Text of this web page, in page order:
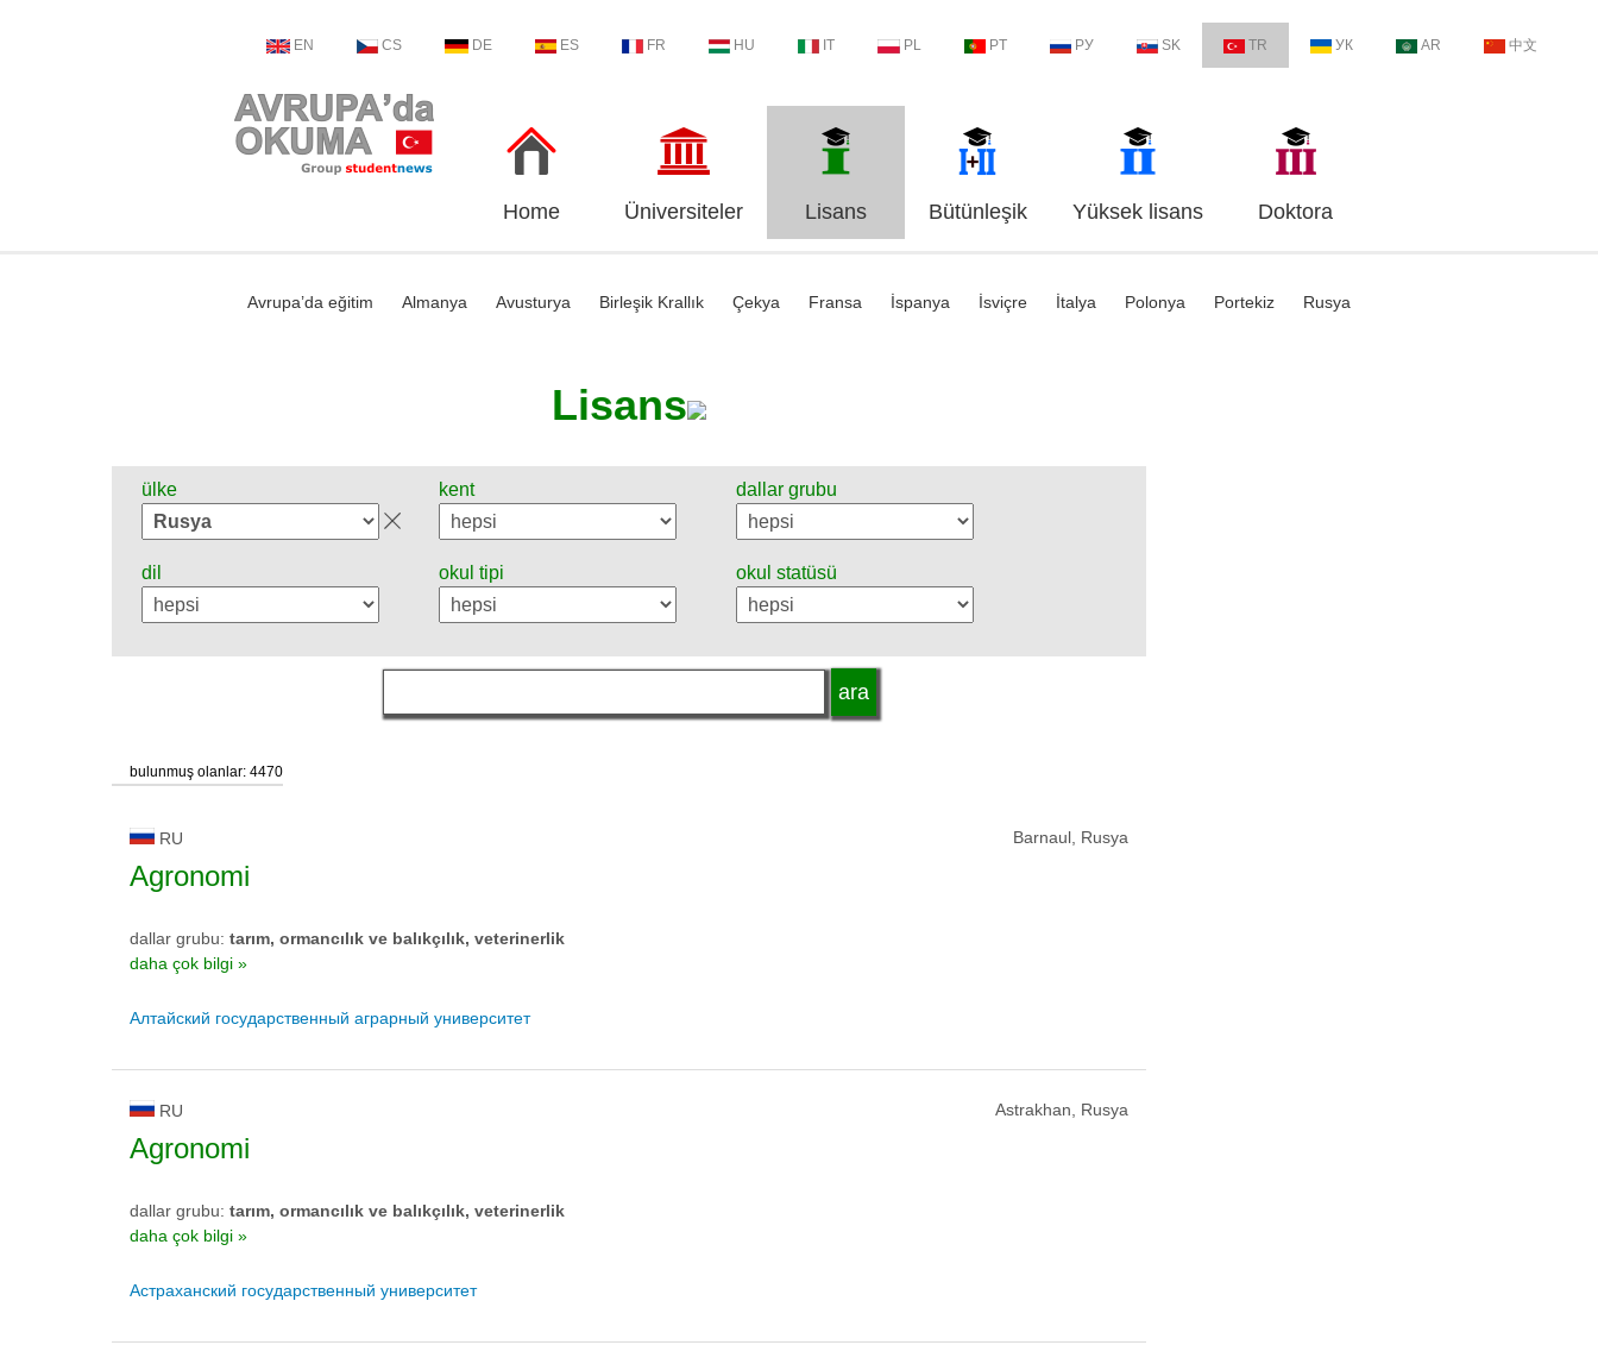
EN CS DE ES FR HU IT PL PT РУ SK TR УК AR 中文
Home Üniversiteler Lisans Bütünleşik Yüksek lisans Doktora
Avrupa’da eğitim Almanya Avusturya Birleşik Krallık Çekya Fransa İspanya İsviçre İtalya Polonya Portekiz Rusya
Lisans
ülke kent dallar grubu
dil okul tipi okul statüsü
bulunmuş olanlar: 4470
RU Barnaul, Rusya
Agronomi
dallar grubu: tarım, ormancılık ve balıkçılık, veterinerlik
daha çok bilgi »
Алтайский государственный аграрный университет
RU Astrakhan, Rusya
Agronomi
dallar grubu: tarım, ormancılık ve balıkçılık, veterinerlik
daha çok bilgi »
Астраханский государственный университет